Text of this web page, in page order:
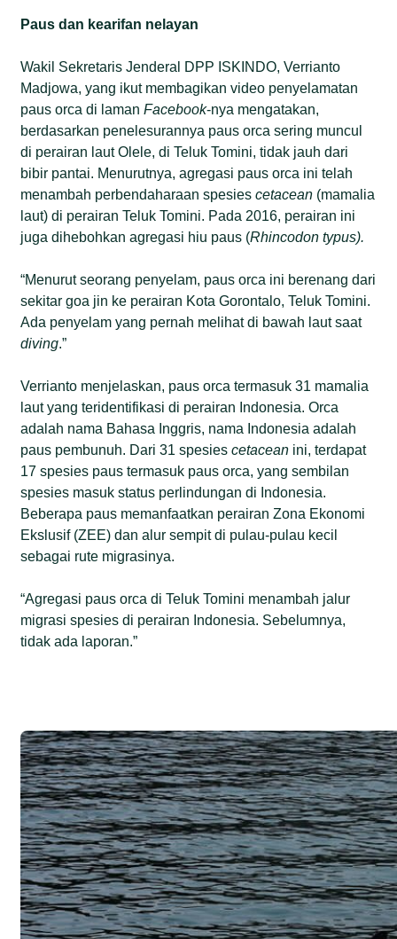
Paus dan kearifan nelayan
Wakil Sekretaris Jenderal DPP ISKINDO, Verrianto
Madjowa, yang ikut membagikan video penyelamatan
paus orca di lamanFacebook-nya mengatakan,
berdasarkan penelesurannya paus orca sering muncul
di perairan laut Olele, di Teluk Tomini, tidak jauh dari
bibir pantai. Menurutnya, agregasi paus orca ini telah
menambah perbendaharaan spesiescetacean (mamalia
laut) di perairan Teluk Tomini. Pada 2016, perairan ini
juga dihebohkan agregasi hiu paus (Rhincodon typus).
“Menurut seorang penyelam, paus orca ini berenang dari
sekitar goa jin ke perairan Kota Gorontalo, Teluk Tomini.
Ada penyelam yang pernah melihat di bawah laut saat
diving.”
Verrianto menjelaskan, paus orca termasuk 31 mamalia
laut yang teridentifikasi di perairan Indonesia. Orca
adalah nama Bahasa Inggris, nama Indonesia adalah
paus pembunuh. Dari 31 spesiescetacean ini, terdapat
17 spesies paus termasuk paus orca, yang sembilan
spesies masuk status perlindungan di Indonesia.
Beberapa paus memanfaatkan perairan Zona Ekonomi
Ekslusif (ZEE) dan alur sempit di pulau-pulau kecil
sebagai rute migrasinya.
“Agregasi paus orca di Teluk Tomini menambah jalur
migrasi spesies di perairan Indonesia. Sebelumnya,
tidak ada laporan.”